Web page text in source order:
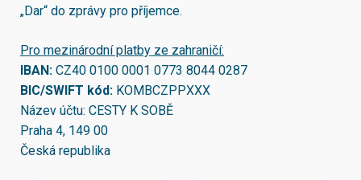
„Dar“ do zprávy pro příjemce.
Pro mezinárodní platby ze zahraničí:
IBAN: CZ40 0100 0001 0773 8044 0287
BIC/SWIFT kód: KOMBCZPPXXX
Název účtu: CESTY K SOBĚ
Praha 4, 149 00
Česká republika